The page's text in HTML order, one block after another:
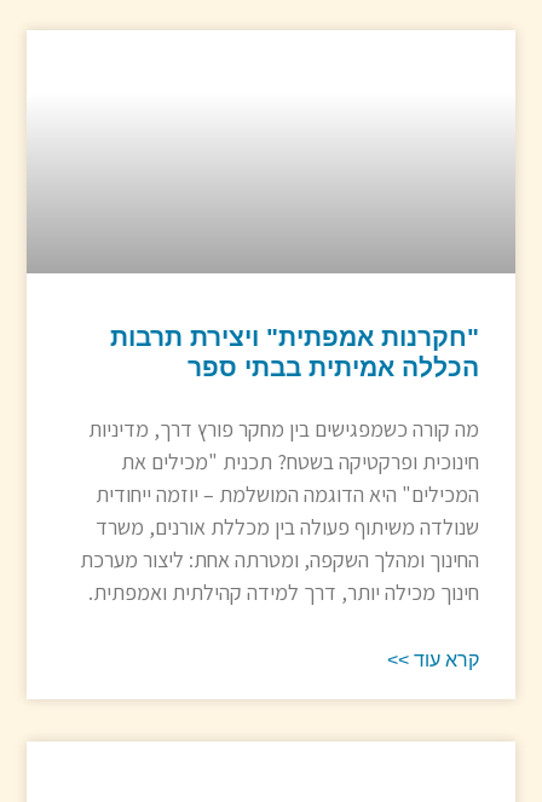
"חקרנות אמפתית" ויצירת תרבות
הכללה אמיתית בבתי ספר
מה קורה כשמפגישים בין מחקר פורץ דרך, מדיניות
חינוכית ופרקטיקה בשטח? תכנית "מכילים את
המכילים" היא הדוגמה המושלמת – יוזמה ייחודית
שנולדה משיתוף פעולה בין מכללת אורנים, משרד
החינוך ומהלך השקפה, ומטרתה אחת: ליצור מערכת
חינוך מכילה יותר, דרך למידה קהילתית ואמפתית.
קרא עוד >>